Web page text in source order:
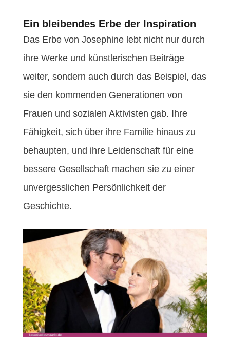
Ein bleibendes Erbe der Inspiration
Das Erbe von Josephine lebt nicht nur durch
ihre Werke und künstlerischen Beiträge
weiter, sondern auch durch das Beispiel, das
sie den kommenden Generationen von
Frauen und sozialen Aktivisten gab. Ihre
Fähigkeit, sich über ihre Familie hinaus zu
behaupten, und ihre Leidenschaft für eine
bessere Gesellschaft machen sie zu einer
unvergesslichen Persönlichkeit der
Geschichte.